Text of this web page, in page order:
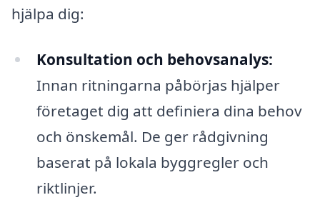
hjälpa dig:
Konsultation och behovsanalys:
Innan ritningarna påbörjas hjälper
företaget dig att definiera dina behov
och önskemål. De ger rådgivning
baserat på lokala byggregler och
riktlinjer.